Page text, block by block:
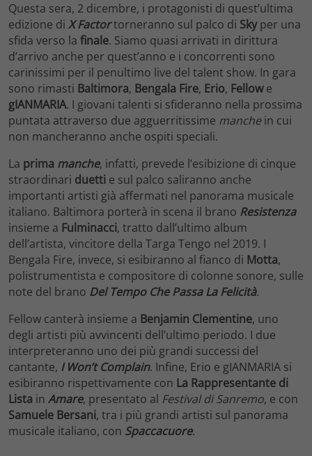
Questa sera, 2 dicembre, i protagonisti di quest’ultima
edizione di X Factortorneranno sul palco di Skyper una
sfida verso la finale. Siamo quasi arrivati in dirittura
d’arrivo anche per quest’anno e i concorrenti sono
carinissimi per il penultimo live del talent show. In gara
sono rimasti Baltimora, Bengala Fire, Erio, Fellowe
gIANMARIA. I giovani talenti si sfideranno nella prossima
puntata attraverso due agguerritissime manchein cui
non mancheranno anche ospiti speciali.
La prima manche, infatti, prevede l’esibizione di cinque
straordinari duetti e sul palco saliranno anche
importanti artisti già affermati nel panorama musicale
italiano. Baltimora porterà in scena il brano Resistenza
insieme a Fulminacci, tratto dall’ultimo album
dell’artista, vincitore della Targa Tengo nel 2019. I
Bengala Fire, invece, si esibiranno al fianco di Motta,
polistrumentista e compositore di colonne sonore, sulle
note del brano Del Tempo Che Passa La Felicità.
Fellow canterà insieme a Benjamin Clementine, uno
degli artisti più avvincenti dell’ultimo periodo. I due
interpreteranno uno dei più grandi successi del
cantante, I Won’t Complain. Infine, Erio e gIANMARIA si
esibiranno rispettivamente con La Rappresentante di
Lista in Amare, presentato al Festival di Sanremo, e con
Samuele Bersani, tra i più grandi artisti sul panorama
musicale italiano, con Spaccacuore.